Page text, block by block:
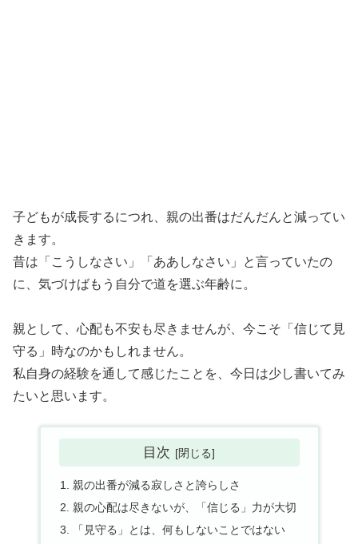
子どもが成長するにつれ、親の出番はだんだんと減ってい
きます。
昔は「こうしなさい」「ああしなさい」と言っていたの
に、気づけばもう自分で道を選ぶ年齢に。
親として、心配も不安も尽きませんが、今こそ「信じて見
守る」時なのかもしれません。
私自身の経験を通して感じたことを、今日は少し書いてみ
たいと思います。
目次
親の出番が減る寂しさと誇らしさ
親の心配は尽きないが、「信じる」力が大切
「見守る」とは、何もしないことではない